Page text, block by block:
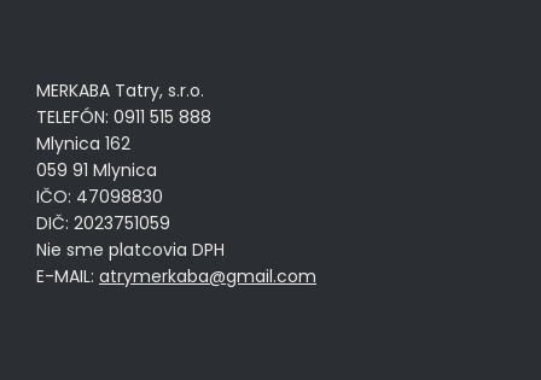
MERKABA Tatry, s.r.o.
TELEFÓN: 0911 515 888
Mlynica 162
059 91 Mlynica
IČO: 47098830
DIČ: 2023751059
Nie sme platcovia DPH
E-MAIL: atrymerkaba@gmail.com